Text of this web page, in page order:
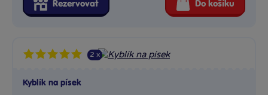
Rezervovat Do košíku
2 x
Kyblík na písek